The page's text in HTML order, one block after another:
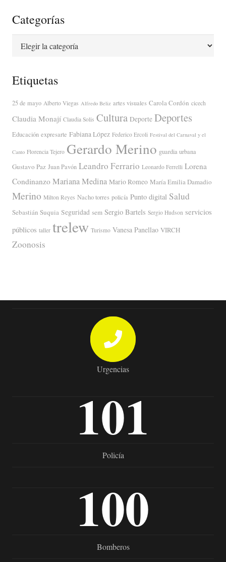
Categorías
Etiquetas
25 de mayo Alberto Viegas Alfredo Beliz artes visuales Carola Cordón cicech
Claudia Monají Claudia Solis Cultura Deporte Deportes
Educación expresarte Fabiana López Federico Ercoli Festival del Carnaval y el
Canto Florencia Tejero Gerardo Merino guardia urbana
Gustavo Paz Juan Pavón Leandro Ferrario Leonardo Ferrelli Lorena
Condinanzo Mariana Medina Mario Romeo María Emilia Damadio
Merino Milton Reyes Nacho torres policía Punto digital Salud
Sebastián Suquia Seguridad sem Sergio Bartels Sergio Hudson servicios
públicos taller trelew Turismo Vanesa Panellao VIRCH
Zoonosis
Urgencias
101
Policía
100
Bomberos